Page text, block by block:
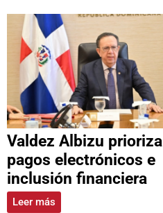
Valdez Albizu prioriza
pagos electrónicos e
inclusión financiera
Leer más